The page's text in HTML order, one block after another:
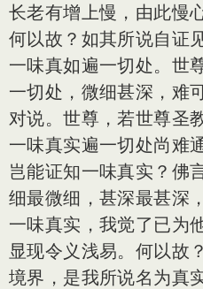
长老有增上慢，由此慢
何以故？如其所说自证
一味真如遍一切处。世
一切处，微细甚深，难
对说。世尊，若世尊圣
一味真实遍一切处尚难
岂能证知一味真实？佛
细最微细，甚深最甚深
一味真实，我觉了已为
显现令义浅易。何以故
境界，是我所说名为真